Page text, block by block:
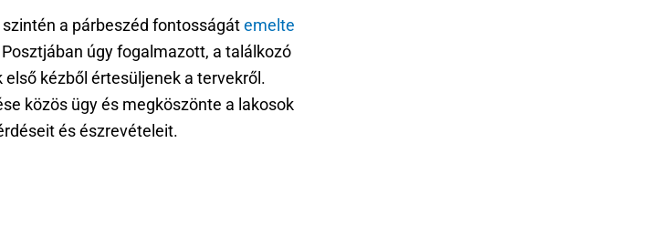
a párbeszéd fontosságátemelte
úgy fogalmazott, a találkozó
első kézből értesüljenek a tervekről.
közös ügy és megköszönte a lakosok
és észrevételeit.